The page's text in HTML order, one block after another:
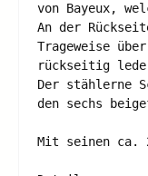
von Bayeux,
An der
Trageweise
rückseitig
Der stählerne
den sechs
Mit seinen ca.